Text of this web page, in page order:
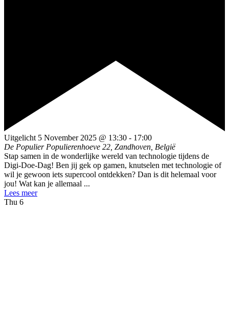
Uitgelicht 5 November 2025 @ 13:30 - 17:00
De Populier Populierenhoeve 22, Zandhoven, België
Stap samen in de wonderlijke wereld van technologie tijdens de
Digi-Doe-Dag! Ben jij gek op gamen, knutselen met technologie of
wil je gewoon iets supercool ontdekken? Dan is dit helemaal voor
jou! Wat kan je allemaal ...
Lees meer
Thu 6